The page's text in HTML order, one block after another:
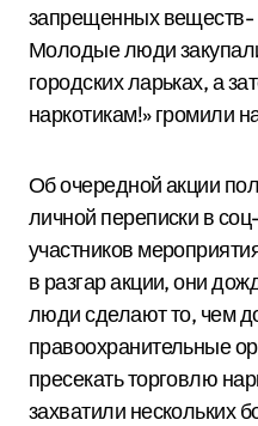
запрещенных веществ-
Молодые люди
городских ларьках, а
наркотикам!» громили
Об очередной акции
личной переписки в
участников
в разгар акции, они
люди сделают то, чем
правоохранительные
пресекать торговлю
захватили нескольких